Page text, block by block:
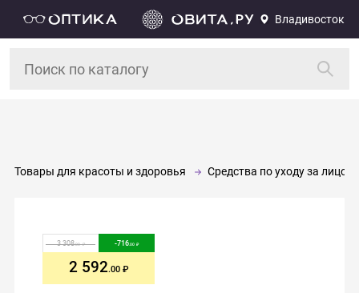
Владивосток
Товары для красоты и здоровья Средства по уходу за лицом
3 308.00 -716.00
2 592.00